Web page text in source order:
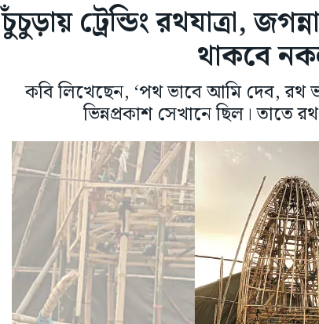
চুঁচুড়ায় ট্রেন্ডিং রথযাত্রা,
থাকবে
কবি লিখেছেন, ‘পথ ভাবে আমি দেব, রথ
ভিন্নপ্রকাশ সেখানে ছিল। তাতে